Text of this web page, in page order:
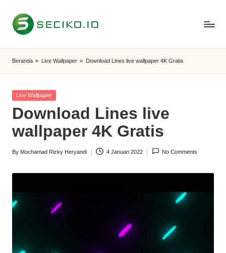
Skip
S
e
c
i
k
o
I
Beranda » Live Wallpaper » Download Lines live wallpaper 4K Gratis
Posted
Live Wallpaper
Download Lines live
wallpaper 4K Gratis
Posted
By Mochamad Rizky Heryandi 4 Januari 2022 No Comments